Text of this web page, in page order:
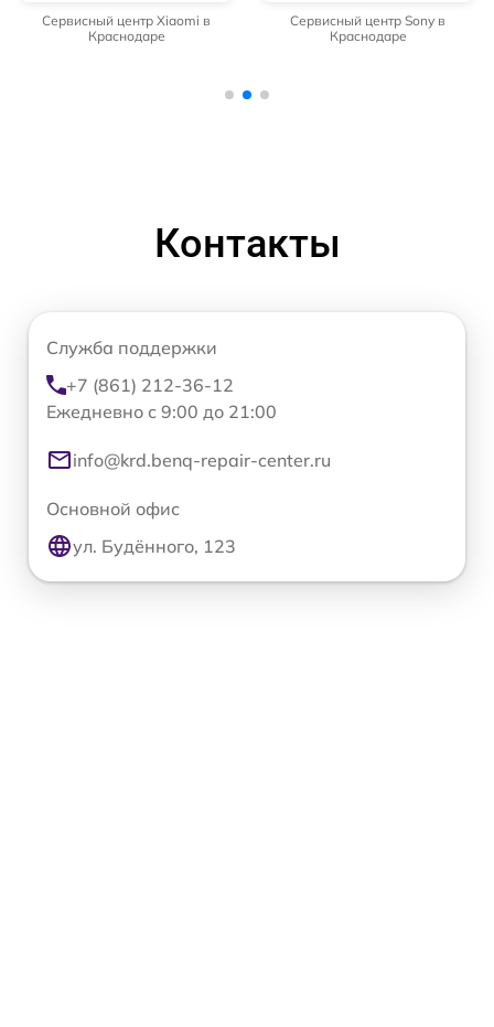
Сервисный центр Xiaomi в
Краснодаре
Сервисный центр Sony в
Краснодаре
Контакты
Служба поддержки
+7 (861) 212-36-12
Ежедневно с 9:00 до 21:00
info@krd.benq-repair-center.ru
Основной офис
ул. Будённого, 123